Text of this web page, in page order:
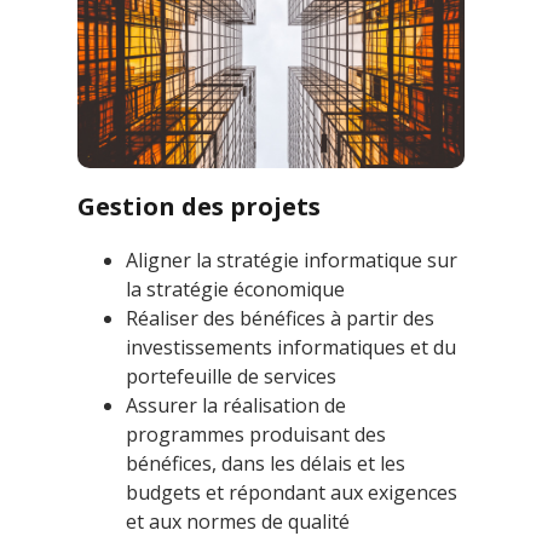
Gestion des projets
Aligner la stratégie informatique sur
la stratégie économique
Réaliser des bénéfices à partir des
investissements informatiques et du
portefeuille de services
Assurer la réalisation de
programmes produisant des
bénéfices, dans les délais et les
budgets et répondant aux exigences
et aux normes de qualité